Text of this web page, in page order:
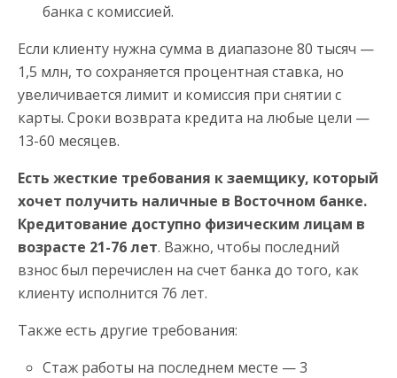
банка с комиссией.
Если клиенту нужна сумма в диапазоне 80 тысяч —
1,5 млн, то сохраняется процентная ставка, но
увеличивается лимит и комиссия при снятии с
карты. Сроки возврата кредита на любые цели —
13-60 месяцев.
Есть жесткие требования к заемщику, который
хочет получить наличные в Восточном банке.
Кредитование доступно физическим лицам в
возрасте 21-76 лет. Важно, чтобы последний
взнос был перечислен на счет банка до того, как
клиенту исполнится 76 лет.
Также есть другие требования:
Стаж работы на последнем месте — 3